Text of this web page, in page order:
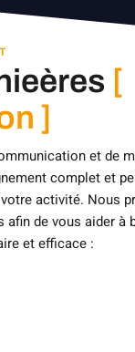
[
]
et de
complet et
activité. Nous
afin de vous aider à
et efficace :